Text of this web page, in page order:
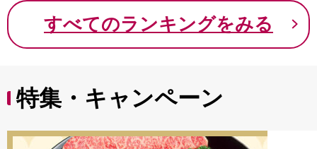
9000円 九千円
すべてのランキングをみる
特集・キャンペーン